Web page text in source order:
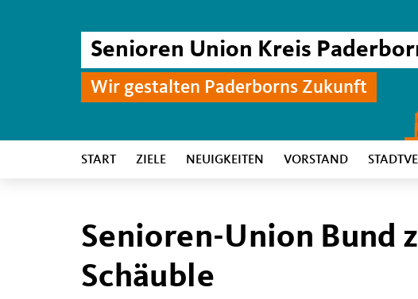
Senioren Union Kreis
Wir gestalten Paderborns Zukunft
START ZIELE NEUIGKEITEN VORSTAND
Senioren-Union Bund
Schäuble